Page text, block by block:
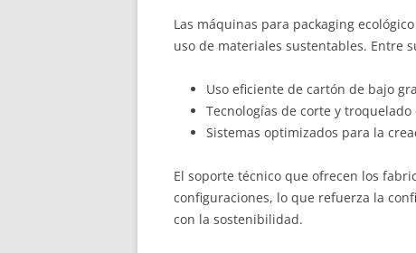
Las máquinas para packaging
uso de materiales sustentables. Entre
Uso eficiente de cartón de bajo
Tecnologías de corte y
Sistemas optimizados para la
El soporte técnico que ofrecen los
configuraciones, lo que refuerza la
con la sostenibilidad.